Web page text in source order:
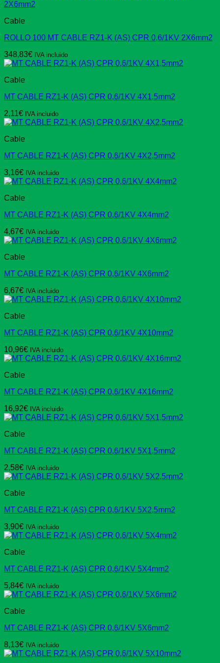
Cable
ROLLO 100 MT CABLE RZ1-K (AS) CPR 0,6/1KV 2X6mm2
348,83€ IVA incluido
Cable
MT CABLE RZ1-K (AS) CPR 0,6/1KV 4X1,5mm2
2,11€ IVA incluido
Cable
MT CABLE RZ1-K (AS) CPR 0,6/1KV 4X2,5mm2
3,16€ IVA incluido
Cable
MT CABLE RZ1-K (AS) CPR 0,6/1KV 4X4mm2
4,67€ IVA incluido
Cable
MT CABLE RZ1-K (AS) CPR 0,6/1KV 4X6mm2
6,67€ IVA incluido
Cable
MT CABLE RZ1-K (AS) CPR 0,6/1KV 4X10mm2
10,96€ IVA incluido
Cable
MT CABLE RZ1-K (AS) CPR 0,6/1KV 4X16mm2
16,92€ IVA incluido
Cable
MT CABLE RZ1-K (AS) CPR 0,6/1KV 5X1,5mm2
2,58€ IVA incluido
Cable
MT CABLE RZ1-K (AS) CPR 0,6/1KV 5X2,5mm2
3,90€ IVA incluido
Cable
MT CABLE RZ1-K (AS) CPR 0,6/1KV 5X4mm2
5,84€ IVA incluido
Cable
MT CABLE RZ1-K (AS) CPR 0,6/1KV 5X6mm2
8,13€ IVA incluido